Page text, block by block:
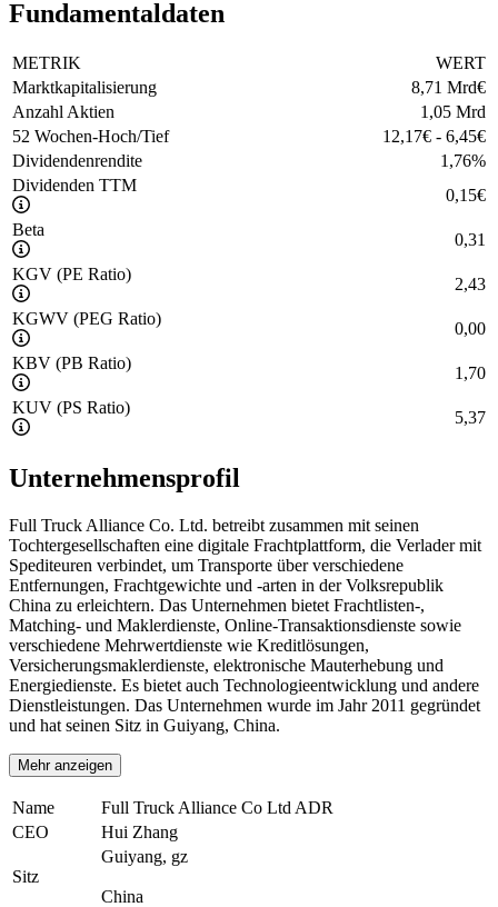
Fundamentaldaten
METRIK
WERT
Marktkapitalisierung
8,71 Mrd€
Anzahl Aktien
1,05 Mrd
52 Wochen-Hoch/Tief
12,17€ - 6,45€
Dividendenrendite
1,76%
Dividenden TTM
0,15€
Beta
0,31
KGV (PE Ratio)
2,43
KGWV (PEG Ratio)
0,00
KBV (PB Ratio)
1,70
KUV (PS Ratio)
5,37
Unternehmensprofil
Full Truck Alliance Co. Ltd. betreibt zusammen mit seinen
Tochtergesellschaften eine digitale Frachtplattform, die Verlader mit
Spediteuren verbindet, um Transporte über verschiedene
Entfernungen, Frachtgewichte und -arten in der Volksrepublik
China zu erleichtern. Das Unternehmen bietet Frachtlisten-,
Matching- und Maklerdienste, Online-Transaktionsdienste sowie
verschiedene Mehrwertdienste wie Kreditlösungen,
Versicherungsmaklerdienste, elektronische Mauterhebung und
Energiedienste. Es bietet auch Technologieentwicklung und andere
Dienstleistungen. Das Unternehmen wurde im Jahr 2011 gegründet
und hat seinen Sitz in Guiyang, China.
Mehr anzeigen
Name
Full Truck Alliance Co Ltd ADR
CEO
Hui Zhang
Sitz
Guiyang, gz
China